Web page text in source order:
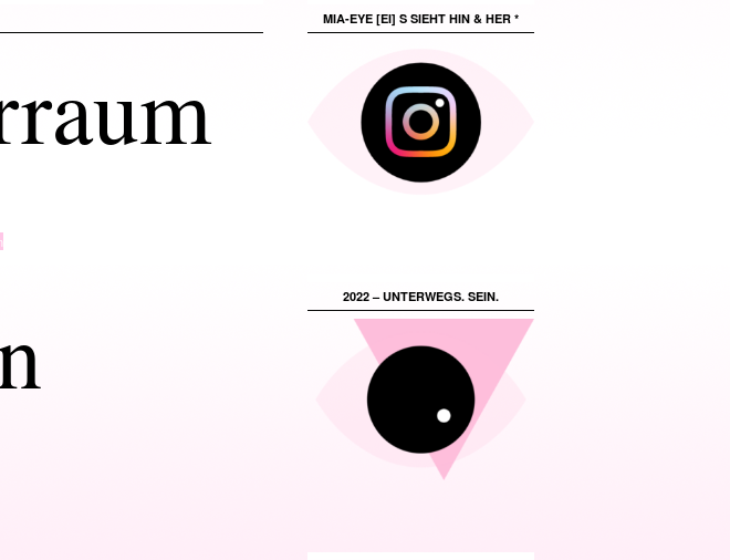
MIA-EYE [EI] S SIEHT HIN & HER *
2022 – UNTERWEGS. SEIN.